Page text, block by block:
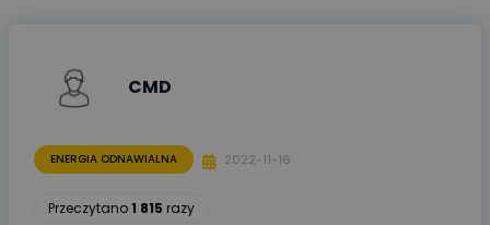
CMD
ENERGIA ODNAWIALNA 2022-11-16
Przeczytano1 815 razy